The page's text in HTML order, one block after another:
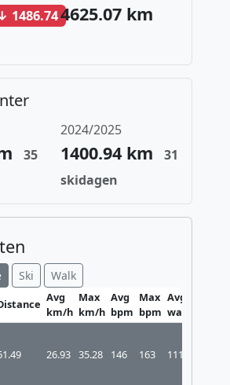
1486.744625.07 km
35
2024/2025
1400.94 km
31
skidagen
Ski Walk
Avg
km/h
Max
km/h
Avg
bpm
Max
bpm
Avg
watt
26.93 35.28 146 163 111